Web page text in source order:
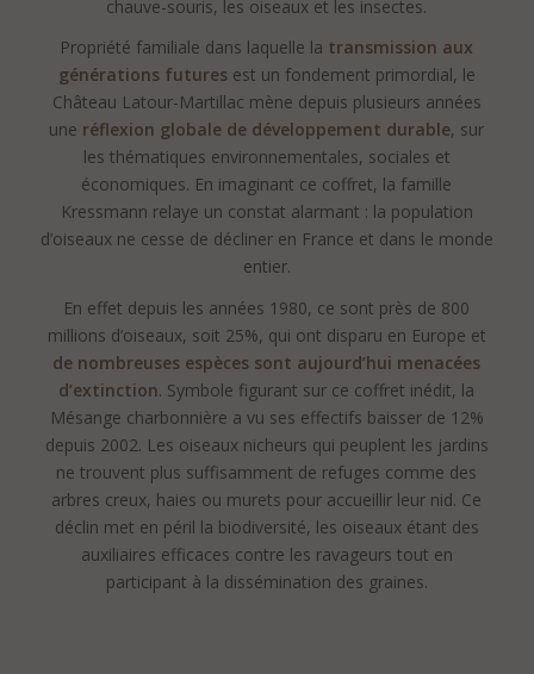
chauve-souris, les oiseaux et les insectes.
Propriété familiale dans laquelle la transmission aux
générations futuresest un fondement primordial, le
Château Latour-Martillac mène depuis plusieurs années
une réflexion globale de développement durable, sur
les thématiques environnementales, sociales et
économiques. En imaginant ce coffret, la famille
Kressmann relaye un constat alarmant : la population
d’oiseaux ne cesse de décliner en France et dans le monde
entier.
En effet depuis les années 1980, ce sont près de 800
millions d’oiseaux, soit 25%, qui ont disparu en Europe et
de nombreuses espèces sont aujourd’hui menacées
d’extinction. Symbole figurant sur ce coffret inédit, la
Mésange charbonnière a vu ses effectifs baisser de 12%
depuis 2002. Les oiseaux nicheurs qui peuplent les jardins
ne trouvent plus suffisamment de refuges comme des
arbres creux, haies ou murets pour accueillir leur nid. Ce
déclin met en péril la biodiversité, les oiseaux étant des
auxiliaires efficaces contre les ravageurs tout en
participant à la dissémination des graines.
drinking age in your country.
You acknowledge that you have read and unconditionally accept this
website’s terms of use.